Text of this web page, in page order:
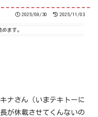
2025/09/30 2025/11/03
めます。
ナさん（いまテキトーに
が休載させてくんないの